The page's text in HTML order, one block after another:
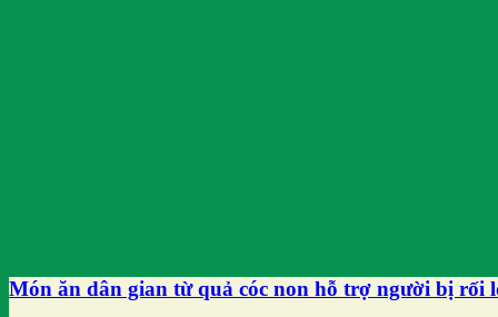
Món ăn dân gian từ quả cóc non hỗ trợ người bị rối